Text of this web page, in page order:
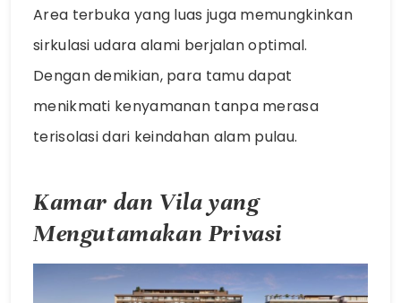
Area terbuka yang luas juga memungkinkan
sirkulasi udara alami berjalan optimal.
Dengan demikian, para tamu dapat
menikmati kenyamanan tanpa merasa
terisolasi dari keindahan alam pulau.
Kamar dan Vila yang
Mengutamakan Privasi